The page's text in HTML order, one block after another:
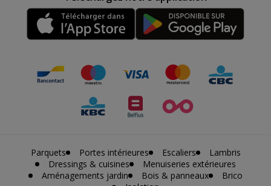
Parquets Portes intérieures Escaliers
Lambris
Dressings & cuisines
Menuiseries extérieures
Aménagements jardin
Bois & panneaux
Brico